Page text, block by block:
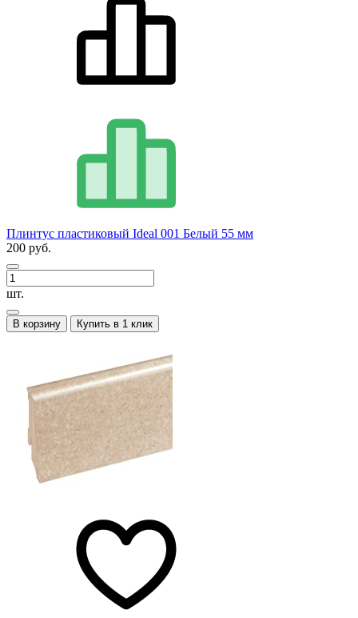
Плинтус пластиковый Ideal 001 Белый 55 мм
200 руб.
шт.
В корзину Купить в 1 клик